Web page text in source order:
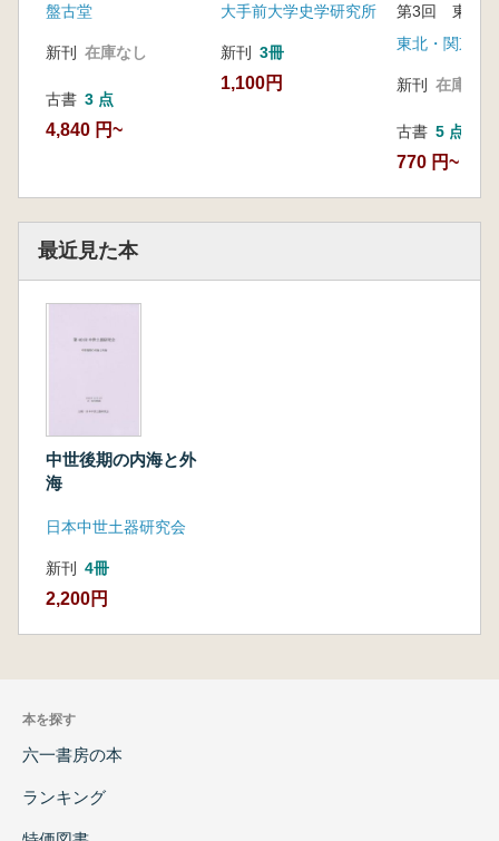
盤古堂
新刊 在庫なし
古書 3 点
4,840 円~
大手前大学史学研究所
新刊 3冊
1,100円 新刊 在庫なし
古書 5 点
770 円~
最近見た本
中世後期の内海と外
海
日本中世土器研究会
新刊 4冊
2,200円
本を探す
六一書房の本
ランキング